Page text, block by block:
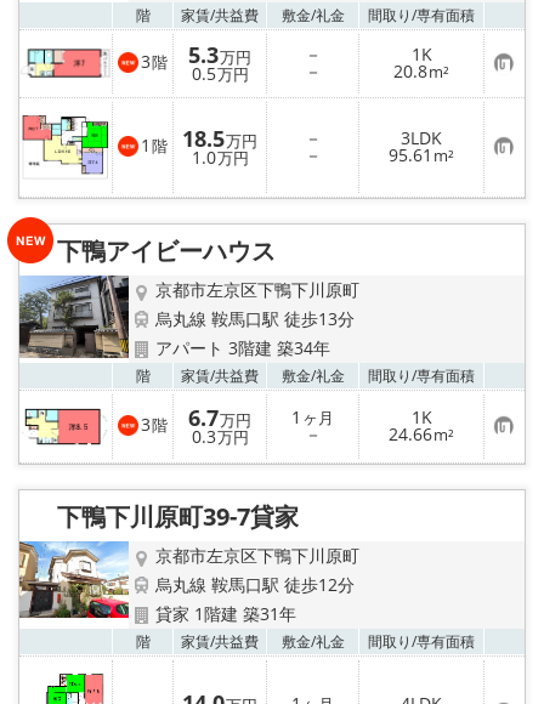
会社概要
メールでお問い合わせ
階 家賃/共益費 敷金/礼金 間取り/専有面積
3階 5.3万円
0.5万円
－
－
1K
20.8m² お
気
に
入
り
登
録
1 階 18.5万円
1.0万円
－
－
3LDK
95.61 m² お
気
に
入
り
下鴨アイビーハウス
京都市左京区下鴨下川原町
烏丸線 鞍馬口駅 徒歩13分
アパート 3階建 築34年
階 家賃/共益費 敷金/礼金 間取り/専有面積
3階 6.7万円
0.3万円
1 ヶ月
－
1K
24.66m² お
気
に
入
下鴨下川原町39-7貸家
京都市左京区下鴨下川原町
烏丸線 鞍馬口駅 徒歩12分
貸家 1階建 築31年
階 家賃/共益費 敷金/礼金 間取り/専有面積